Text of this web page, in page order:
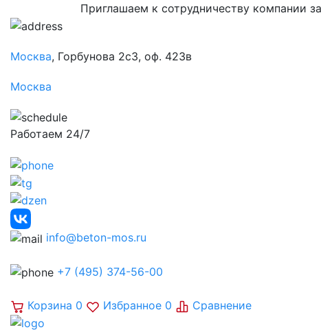
Приглашаем к сотрудничеству компании
Москва, Горбунова 2с3, оф. 423в
Москва
Работаем 24/7
info@beton-mos.ru
+7 (495) 374-56-00
Корзина 0 Избранное 0 Сравнение